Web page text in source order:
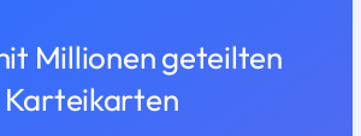
Millionen geteilten
Karteikarten